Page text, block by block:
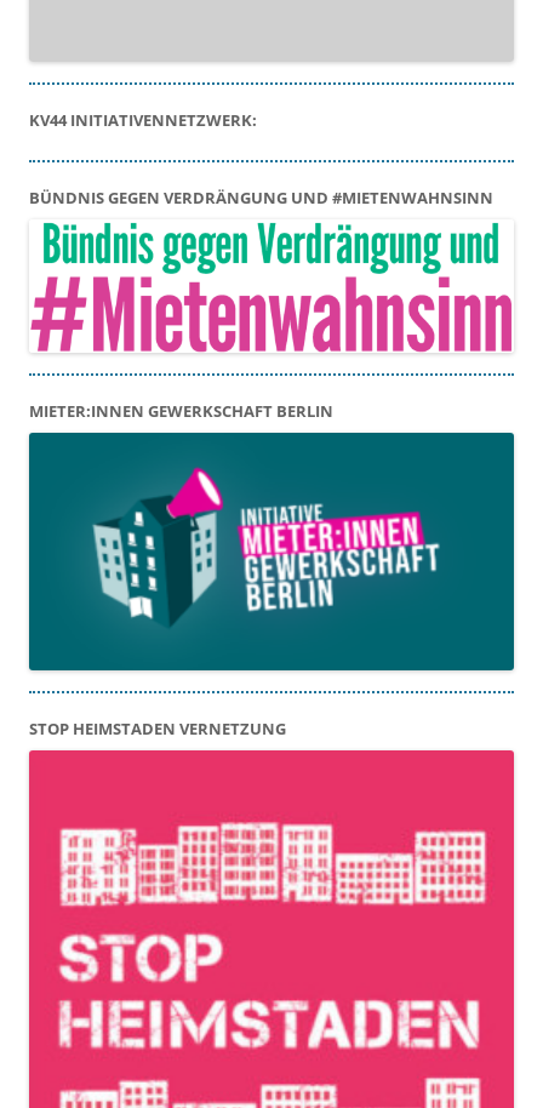
KV44 INITIATIVENNETZWERK:
BÜNDNIS GEGEN VERDRÄNGUNG UND #MIETENWAHNSINN
MIETER:INNEN GEWERKSCHAFT BERLIN
STOP HEIMSTADEN VERNETZUNG